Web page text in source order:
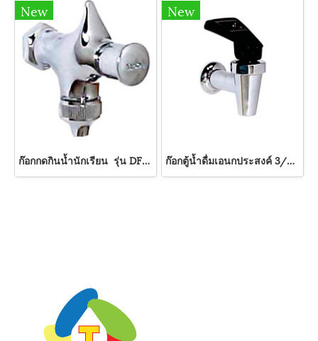
New
ก๊อกกดกินน้ำนักเรียน รุ่น DF-1 HANG
New
ก๊อกตู้น้ำดื่มเอนกประสงค์ 3/8" รุ่น DF-4 HANG